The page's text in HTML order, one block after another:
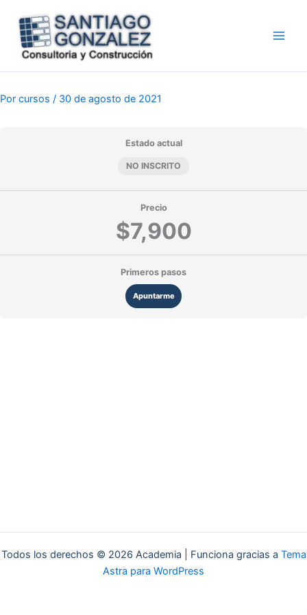
contenido
Por cursos / 30 de agosto de 2021
Estado actual
NO INSCRITO
Precio
$7,900
Primeros pasos
Apuntarme
Todos los derechos © 2026 Academia | Funciona gracias a Tema
Astra para WordPress